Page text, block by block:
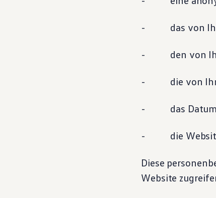
- das von
- den von
- die von
- das Datum
- die
Diese
Website